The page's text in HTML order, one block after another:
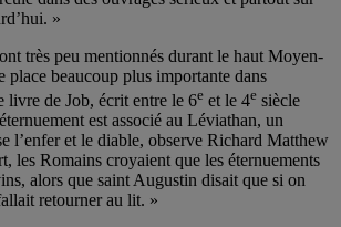
»
très peu mentionnés durant le haut Moyen-
place beaucoup plus importante dans
livre de Job, écrit entre le 6e et le 4e siècle
est associé au Léviathan, un
l’enfer et le diable, observe Richard Matthew
les Romains croyaient que les éternuements
alors que saint Augustin disait que si on
retourner au lit. »